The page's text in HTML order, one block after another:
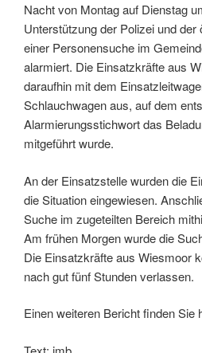
Nacht von Montag auf Dienstag
Unterstützung der Polizei und
einer Personensuche im
alarmiert. Die Einsatzkräfte aus
daraufhin mit dem
Schlauchwagen aus, auf dem
Alarmierungsstichwort das
mitgeführt wurde.
An der Einsatzstelle wurden die
die Situation eingewiesen.
Suche im zugeteilten Bereich
Am frühen Morgen wurde die
Die Einsatzkräfte aus Wiesmoor
nach gut fünf Stunden verlassen.
Einen weiteren Bericht finden Sie